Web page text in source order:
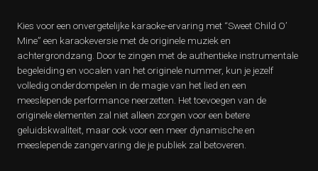
Kies voor een onvergetelijke karaoke-ervaring met “Sweet Child O’
Mine” een karaokeversie met de originele muziek en
achtergrondzang. Door te zingen met de authentieke instrumentale
begeleiding en vocalen van het originele nummer, kun je jezelf
volledig onderdompelen in de magie van het lied en een
meeslepende performance neerzetten. Het toevoegen van de
originele elementen zal niet alleen zorgen voor een betere
geluidskwaliteit, maar ook voor een meer dynamische en
meeslepende zangervaring die je publiek zal betoveren.